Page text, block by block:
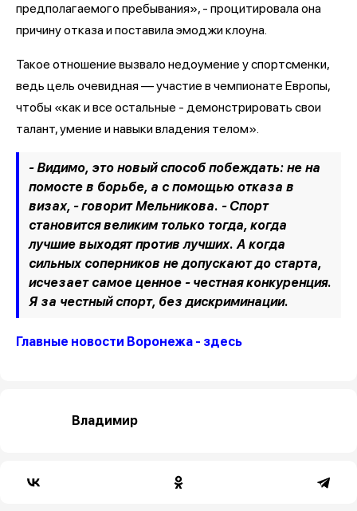
предполагаемого пребывания», - процитировала она
причину отказа и поставила эмоджи клоуна.
Такое отношение вызвало недоумение у спортсменки,
ведь цель очевидная — участие в чемпионате Европы,
чтобы «как и все остальные - демонстрировать свои
талант, умение и навыки владения телом».
- Видимо, это новый способ побеждать: не на
помосте в борьбе, а с помощью отказа в
визах, - говорит Мельникова. - Спорт
становится великим только тогда, когда
лучшие выходят против лучших. А когда
сильных соперников не допускают до старта,
исчезает самое ценное - честная конкуренция.
Я за честный спорт, без дискриминации.
Главные новости Воронежа - здесь
Владимир